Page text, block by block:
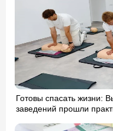
Готовы спасать жизни:
заведений прошли